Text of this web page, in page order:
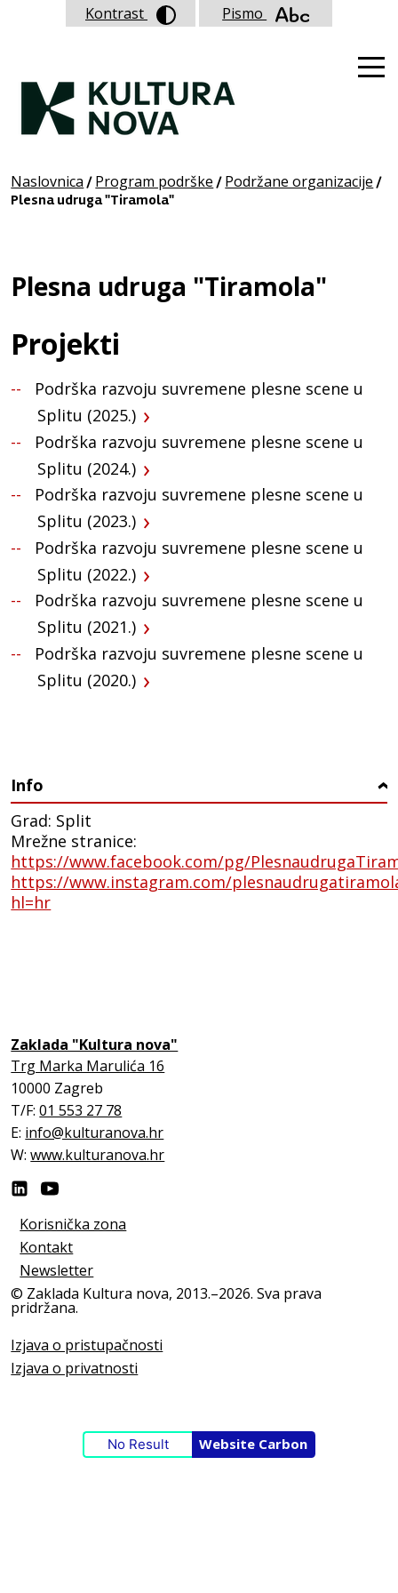
Naslovnica / Program podrške / Podržane organizacije /
Plesna udruga "Tiramola"
Plesna udruga "Tiramola"
Projekti
Podrška razvoju suvremene plesne scene u
Splitu (2025.)
Podrška razvoju suvremene plesne scene u
Splitu (2024.)
Podrška razvoju suvremene plesne scene u
Splitu (2023.)
Podrška razvoju suvremene plesne scene u
Splitu (2022.)
Podrška razvoju suvremene plesne scene u
Splitu (2021.)
Podrška razvoju suvremene plesne scene u
Splitu (2020.)
Info ›
Grad: Split
Mrežne stranice:
https://www.facebook.com/pg/
https://www.instagram.com/
hl=hr
Zaklada "Kultura nova"
Trg Marka Marulića 16
10000 Zagreb
T/F:01 553 27 78
E: info@kulturanova.hr
W:www.kulturanova.hr
Korisnička zona
Kontakt
Newsletter
© Zaklada Kultura nova, 2013.–2026. Sva prava
pridržana.
Izjava o pristupačnosti
Izjava o privatnosti
No Result Website Carbon
Kontrast Pismo